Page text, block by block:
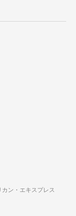
ン・エキスプレス